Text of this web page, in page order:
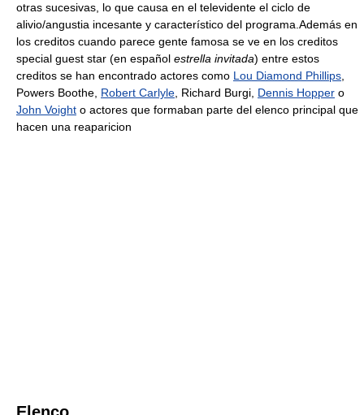
otras sucesivas, lo que causa en el televidente el ciclo de
alivio/angustia incesante y característico del programa.Además en
los creditos cuando parece gente famosa se ve en los creditos
special guest star (en español estrella invitada) entre estos
creditos se han encontrado actores como Lou Diamond Phillips
Powers Boothe, Robert Carlyle , Richard Burgi, Dennis Hopper o
John Voight o actores que formaban parte del elenco principal que
hacen una reaparicion